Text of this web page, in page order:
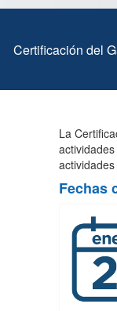
Certificación del
La
Fechas